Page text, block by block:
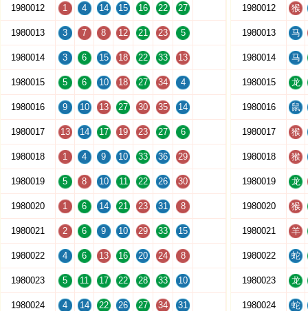
1980012 1 4 14 15 16 22 27
1980013 3 7 8 12 21 23 5
1980014 3 6 15 18 22 33 13
1980015 5 6 10 18 27 34 4
1980016 9 10 13 27 30 35 14
1980017 13 14 17 19 23 27 6
1980018 1 4 9 10 33 36 29
1980019 5 8 10 11 22 26 30
1980020 1 6 14 21 23 31 8
1980021 2 6 9 10 29 33 15
1980022 4 6 13 16 20 24 8
1980023 5 11 17 22 28 33 10
1980024 4 14 22 26 27 34 31
1980012 猴
1980013 马
1980014 马
1980015 龙
1980016 鼠
1980017 猴
1980018 猴
1980019 龙
1980020 猴
1980021 羊
1980022 蛇
1980023 龙
1980024 蛇